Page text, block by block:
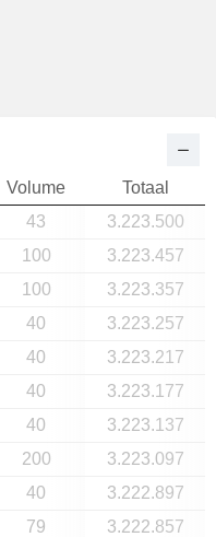
Volume
Totaal
43
3.223.500
100
3.223.457
100
3.223.357
40
3.223.257
40
3.223.217
40
3.223.177
40
3.223.137
200
3.223.097
40
3.222.897
79
3.222.857